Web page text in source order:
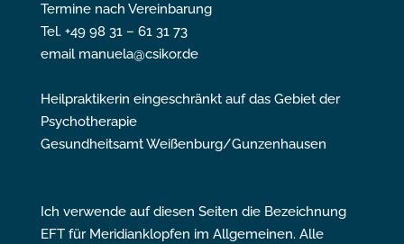
Termine nach Vereinbarung
Tel. +49 98 31 – 61 31 73
email manuela@csikor.de
Heilpraktikerin eingeschränkt auf das Gebiet der
Psychotherapie
Gesundheitsamt Weißenburg/Gunzenhausen
Ich verwende auf diesen Seiten die Bezeichnung
EFT für Meridianklopfen im Allgemeinen. Alle